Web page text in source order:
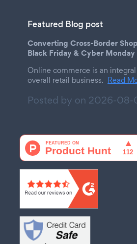
Featured Blog post
Converting Cross-Border
Black Friday & Cyber Monday
Online commerce is an
overall retail business. Read
Posted by on 2026-08-